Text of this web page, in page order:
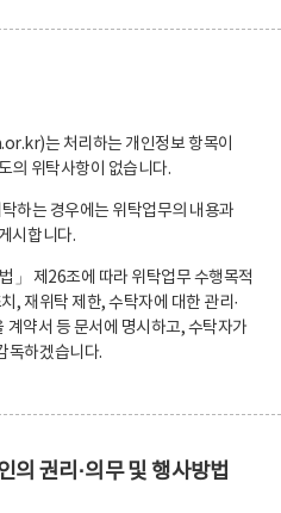
는 처리하는 개인정보 항목이
의 위탁사항이 없습니다.
하는 경우에는 위탁업무의 내용과
시합니다.
」 제26조에 따라 위탁업무 수행목적
, 재위탁 제한, 수탁자에 대한 관리·
계약서 등 문서에 명시하고, 수탁자가
독하겠습니다.
의 권리·의무 및 행사방법